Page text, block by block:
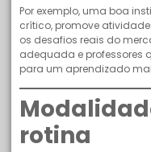
Por exemplo, uma boa
crítico, promove
os desafios reais do
adequada e professores
para um aprendizado
rotina